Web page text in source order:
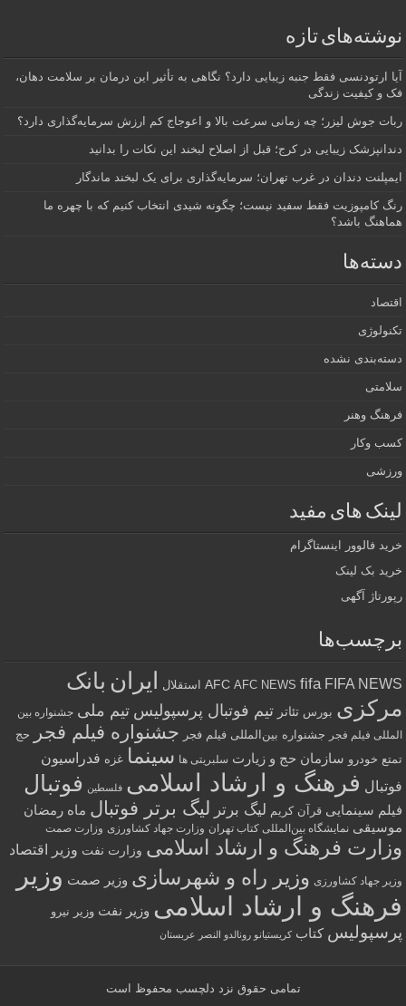
نوشته‌های تازه
آیا ارتودنسی فقط جنبه زیبایی دارد؟ نگاهی به تأثیر این درمان بر سلامت دهان،
فک و کیفیت زندگی
ربات جوش لیزر؛ چه زمانی سرعت بالا و اعوجاج کم ارزش سرمایه‌گذاری دارد؟
دندانپزشک زیبایی در کرج؛ قبل از اصلاح لبخند این نکات را بدانید
ایمپلنت دندان در غرب تهران؛ سرمایه‌گذاری برای یک لبخند ماندگار
رنگ کامپوزیت فقط سفید نیست؛ چگونه شیدی انتخاب کنیم که با چهره ما
هماهنگ باشد؟
دسته‌ها
اقتصاد
تکنولوژی
دسته‌بندی نشده
سلامتی
فرهنگ وهنر
کسب وکار
ورزشی
لینک های مفید
خرید فالوور اینستاگرام
خرید بک لینک
رپورتاژ آگهی
برچسب‌ها
AFC AFC NEWS fifa FIFA NEWS استقلال ایران بانک
مرکزی بورس تئاتر تیم فوتبال پرسپولیس تیم ملی جشنواره بین
المللی فیلم فجر جشنواره بین‌المللی فیلم فجر جشنواره فیلم فجر
حج
تمتع خودرو سازمان حج و زیارت سلبریتی ها سینما غزه فدراسیون
فوتبال فرهنگ و ارشاد اسلامی فلسطین فوتبال
فیلم سینمایی قرآن کریم لیگ برتر لیگ برتر فوتبال ماه رمضان
موسیقی نمایشگاه بین‌المللی کتاب تهران وزارت جهاد کشاورزی وزارت صمت
وزارت فرهنگ و ارشاد اسلامی وزارت نفت وزیر اقتصاد
وزیر جهاد کشاورزی وزیر راه و شهرسازی وزیر صمت وزیر
فرهنگ و ارشاد اسلامی وزیر نفت وزیر نیرو
پرسپولیس کتاب کریستیانو رونالدو النصر عربستان
تمامی حقوق نزد دلچسب محفوظ است